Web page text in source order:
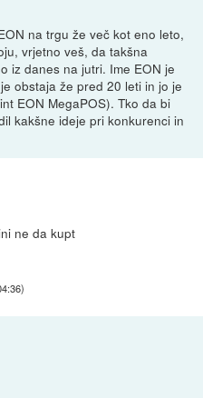
na trgu že več kot eno leto,
vrjetno veš, da takšna
iz danes na jutri. Ime EON je
obstaja že pred 20 leti in jo je
EON MegaPOS). Tko da bi
kakšne ideje pri konkurenci in
ne da kupt
)